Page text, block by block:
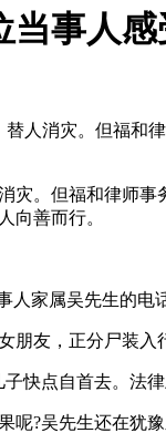
事人
消灾。但福和
。但福和律师事
向善而行。
家属吴先生的电
，正分尸装入
快点自首去。法律
?吴先生还在犹